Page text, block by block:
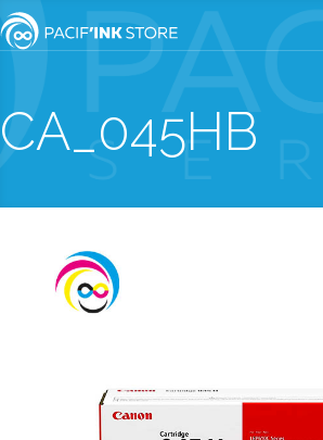
CA_045HB